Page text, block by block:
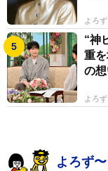
よろ
“神
重
の想
よろ
よろず